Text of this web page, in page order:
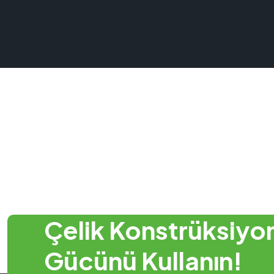
Çelik
Gücünü Kullanın!